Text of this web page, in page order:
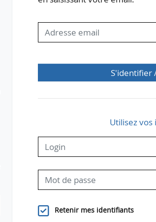
S'identifier
Utilisez
Retenir mes identifiants